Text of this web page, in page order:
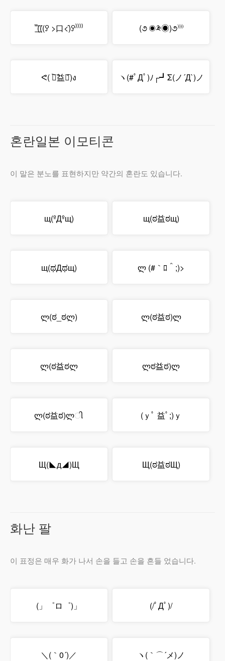
‾͟͟͞(((ꎤ >口<)̂ꎤ⁾⁾⁾⁾ (૭ ◉༬◉)૭⁾⁾⁾⁾
ᕙ( ︡』︡益』︠)ง ヽ(#ﾟДﾟ)ﾉ┌┛Σ(ノ´Д`)ノ
혼란일본 이모티콘
이 말은 분노를 표현하지만 약간의 혼란도 있습니다.
щ(ºДºщ) щ(ಠ益ಠщ)
щ(ಥДಥщ) ლ (#｀ﾛ＾;)>
ლ(ಠ_ಠლ) ლ(ಠ益ಠ)ლ
ლ(ಠ益ಠლ ლಠ益ಠ)ლ
ლ(ಠ益ಠ)ლી (ｙﾟ 益ﾟ;)ｙ
Щ(◣д◢)Щ Щ(ಠ益ಠЩ)
화난 팔
이 표정은 매우 화가 나서 손을 들고 손을 흔들 었습니다.
(」゜ロ゜)」 (/ﾟДﾟ)/
＼(｀0´)／ ヽ(｀⌒´メ)ノ